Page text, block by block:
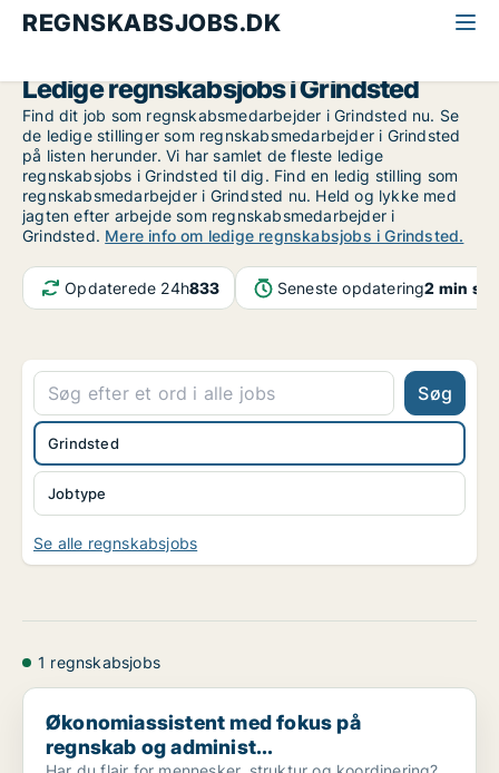
REGNSKABSJOBS.DK
Ledige regnskabsjobs i Grindsted
Find dit job som regnskabsmedarbejder i Grindsted nu. Se
de ledige stillinger som regnskabsmedarbejder i Grindsted
på listen herunder. Vi har samlet de fleste ledige
regnskabsjobs i Grindsted til dig. Find en ledig stilling som
regnskabsmedarbejder i Grindsted nu. Held og lykke med
jagten efter arbejde som regnskabsmedarbejder i
Grindsted. Mere info om ledige regnskabsjobs i Grindsted.
Opdaterede 24h833 Seneste opdatering2 min
Søg
Jobtype
Grindsted
Se alle regnskabsjobs
1 regnskabsjobs
Økonomiassistent med fokus på regnskab og administ...
Økonomiassistent med fokus på
regnskab og administ...